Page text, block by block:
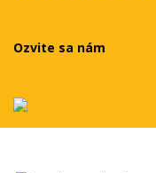
Ozvite sa nám